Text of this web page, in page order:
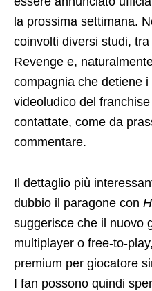
la prossima settimana.
coinvolti diversi studi,
Revenge e,
compagnia che detiene
videoludico del
contattate, come da
commentare.
Il dettaglio più
dubbio il paragone con
suggerisce che il nuovo
multiplayer o free-to-
premium per giocatore
I fan possono quindi